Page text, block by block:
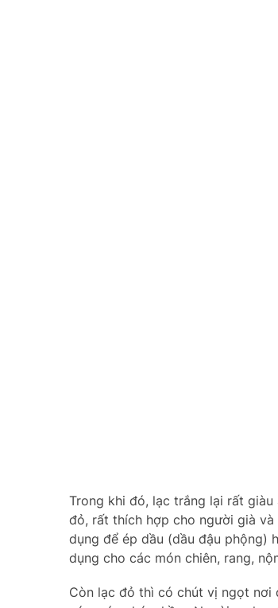
Trong khi đó, lạc trắng lại rất
đỏ, rất thích hợp cho người già
dụng để ép dầu (dầu đậu phộng)
dụng cho các món chiên, rang,
Còn lạc đỏ thì có chút vị ngọt nơi